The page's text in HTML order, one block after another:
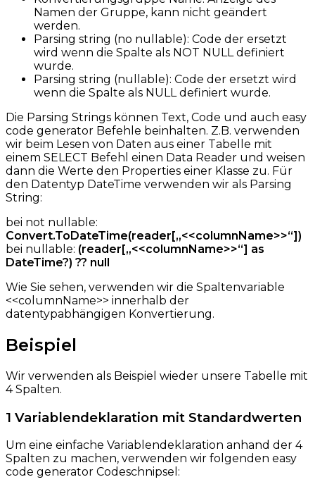
Namen der Gruppe, kann nicht geändert
werden.
Parsing string (no nullable): Code der ersetzt
wird wenn die Spalte als NOT NULL definiert
wurde.
Parsing string (nullable): Code der ersetzt wird
wenn die Spalte als NULL definiert wurde.
Die Parsing Strings können Text, Code und auch easy
code generator Befehle beinhalten. Z.B. verwenden
wir beim Lesen von Daten aus einer Tabelle mit
einem SELECT Befehl einen Data Reader und weisen
dann die Werte den Properties einer Klasse zu. Für
den Datentyp DateTime verwenden wir als Parsing
String:
bei not nullable:
Convert.ToDateTime(reader[„<<columnName>>“])
bei nullable: (reader[„<<columnName>>“] as
DateTime?) ?? null
Wie Sie sehen, verwenden wir die Spaltenvariable
<<columnName>> innerhalb der
datentypabhängigen Konvertierung.
Beispiel
Wir verwenden als Beispiel wieder unsere Tabelle mit
4 Spalten.
1 Variablendeklaration mit Standardwerten
Um eine einfache Variablendeklaration anhand der 4
Spalten zu machen, verwenden wir folgenden easy
code generator Codeschnipsel: